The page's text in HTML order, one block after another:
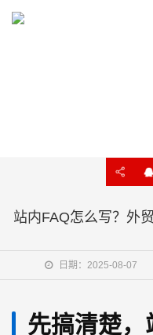
站内FAQ怎么写？外
日期：2025-08-07
先搞清楚，